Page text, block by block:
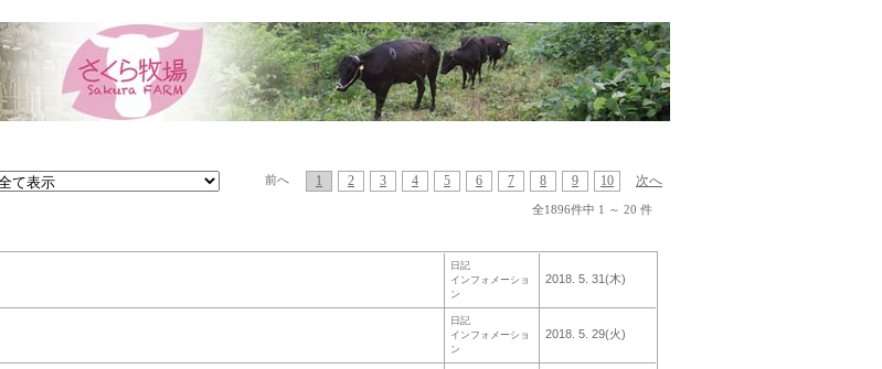
前へ 1 2 3 4 5 6 7 8 9 10 次へ
全1896件中 1 ～ 20 件
日記
インフォメーショ
ン
2018. 5. 31(木)
日記
インフォメーショ
ン
2018. 5. 29(火)